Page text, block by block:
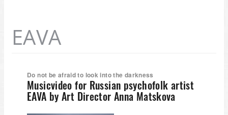
EAVA
Do not be afraid to look into the darkness
Musicvideo for Russian psychofolk artist
EAVA by Art Director Anna Matskova